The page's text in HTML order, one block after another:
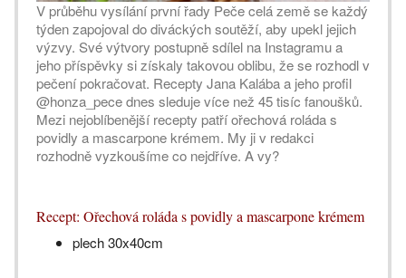
Foto: @honza_pece
V průběhu vysílání první řady Peče celá země se každý
týden zapojoval do diváckých soutěží, aby upekl jejich
výzvy. Své výtvory postupně sdílel na Instagramu a
jeho příspěvky si získaly takovou oblibu, že se rozhodl v
pečení pokračovat. Recepty Jana Kalába a jeho profil
@honza_pece dnes sleduje více než 45 tisíc fanoušků.
Mezi nejoblíbenější recepty patří ořechová roláda s
povidly a mascarpone krémem. My ji v redakci
rozhodně vyzkoušíme co nejdříve. A vy?
Recept: Ořechová roláda s povidly a mascarpone krémem
plech 30x40cm